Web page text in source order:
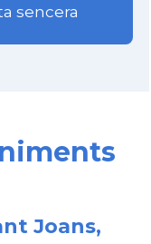
sencera
Joans,